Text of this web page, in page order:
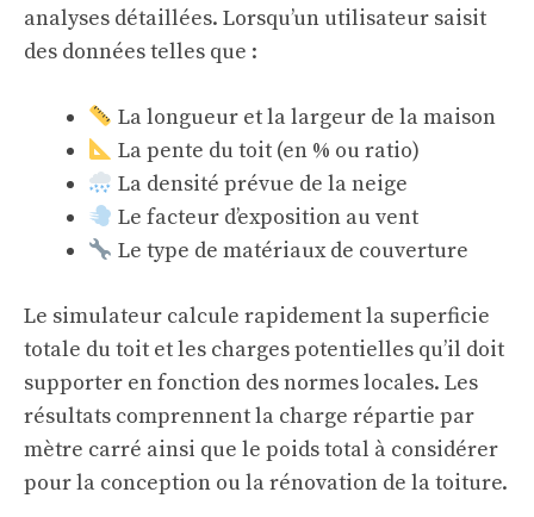
analyses détaillées. Lorsqu’un utilisateur saisit
des données telles que :
La longueur et la largeur de la maison
La pente du toit (en % ou ratio)
La densité prévue de la neige
Le facteur d’exposition au vent
Le type de matériaux de couverture
Le simulateur calcule rapidement la superficie
totale du toit et les charges potentielles qu’il doit
supporter en fonction des normes locales. Les
résultats comprennent la charge répartie par
mètre carré ainsi que le poids total à considérer
pour la conception ou la rénovation de la toiture.